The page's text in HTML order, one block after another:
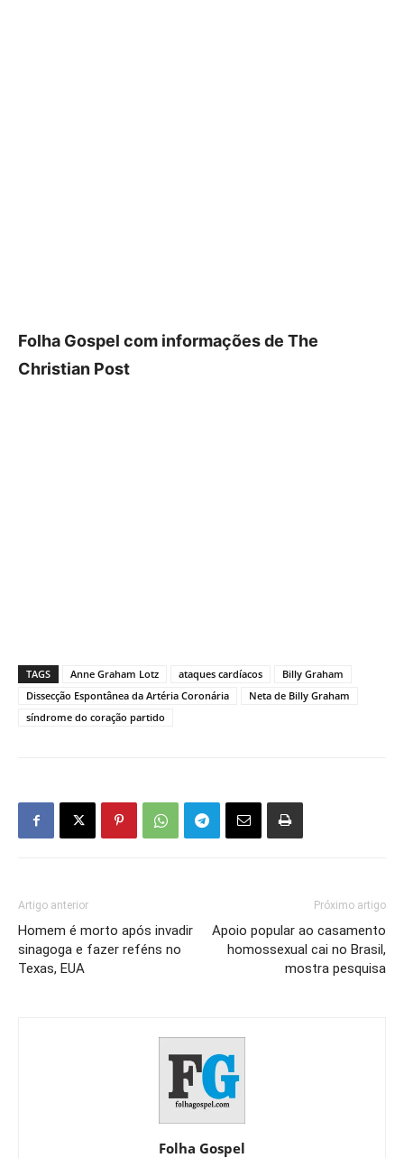
Folha Gospel com informações de The
Christian Post
TAGS Anne Graham Lotz ataques cardíacos
Billy Graham
Dissecção Espontânea da Artéria Coronária
Neta de Billy Graham
síndrome do coração partido
Artigo anterior
Homem é morto após invadir
sinagoga e fazer reféns no
Texas, EUA
Próximo artigo
Apoio popular ao casamento
homossexual cai no Brasil,
mostra pesquisa
Folha Gospel